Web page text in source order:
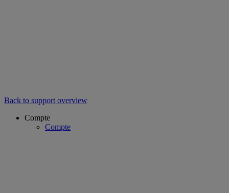
Back to support overview
Compte
Compte